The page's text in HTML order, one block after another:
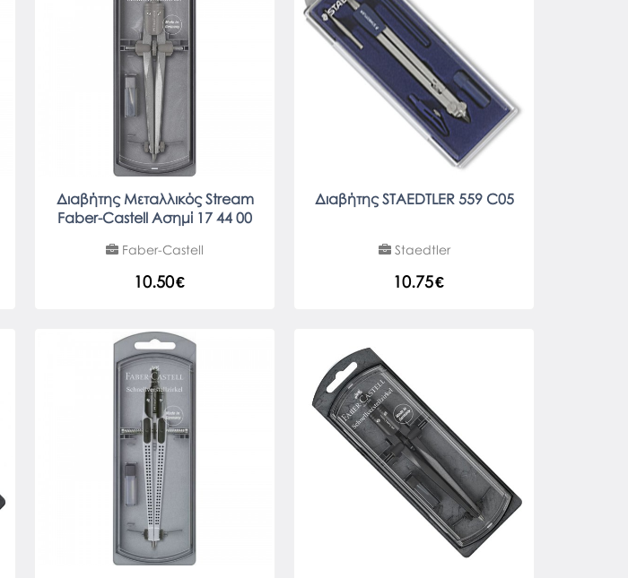
Διαβήτης Μεταλλικός Stream
Faber-Castell Ασημί 17 44 00
Faber-Castell
10.50€
Διαβήτης STAEDTLER 559 C05
Staedtler
10.75€